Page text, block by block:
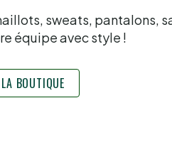
sweats, pantalons,
équipe avec style !
BOUTIQUE